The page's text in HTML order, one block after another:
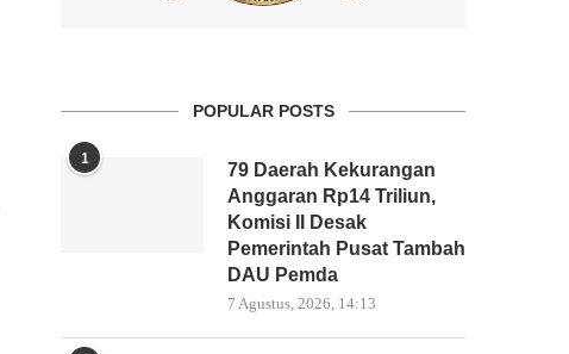
POPULAR POSTS
1
79 Daerah Kekurangan
Anggaran Rp14 Triliun,
Komisi II Desak
Pemerintah Pusat Tambah
DAU Pemda
7 Agustus, 2026, 14:13